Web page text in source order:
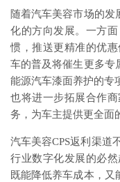
随着汽车美容市场的发
化的方向发展。一方
惯，推送更精准的优
车的普及将催生更多专
能源汽车漆面养护的专
也将进一步拓展合作
务，为车主提供更全面
汽车美容CPS返利渠道
行业数字化发展的必
既能降低养车成本，又